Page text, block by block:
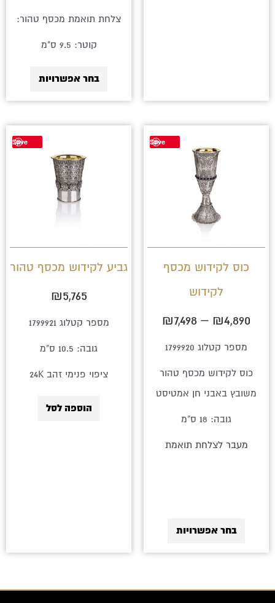
צלחת תואמת מכסף טהור:
קוטר: 9.5 ס"מ
בחר אפשרויות
Save
כוס לקידוש מכסף
לקידוש
₪4,890
–
₪7,498
טווח
מחירים:
מספר קטלוג 1799920
כוס לקידוש מכסף טהור
משובץ באבני חן אמטיסט
גובה: 18 ס"מ
מעבר לצלחת תואמת
בחר אפשרויות
למוצר
את
בעמוד
Save
גביע לקידוש מכסף טהור
₪5,765
מספר קטלוג 1799921
גובה: 10.5 ס"מ
ציפוי פנימי זהב 24K
הוספה לסל